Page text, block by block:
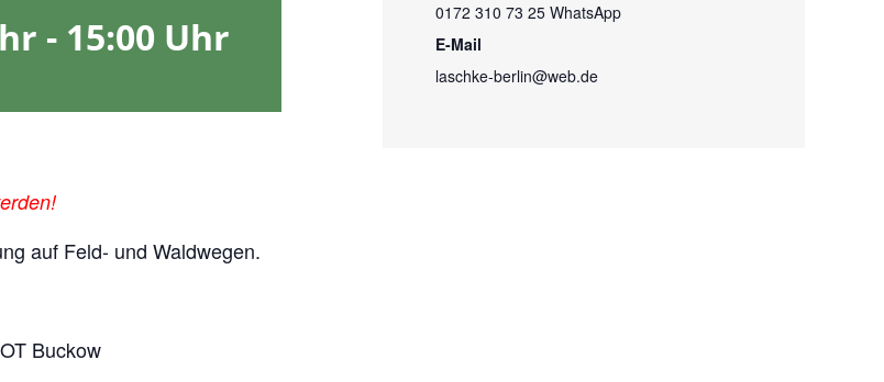
- 15:00 Uhr
auf Feld- und Waldwegen.
Buckow
0172 310 73 25 WhatsApp
E-Mail
laschke-berlin@web.de